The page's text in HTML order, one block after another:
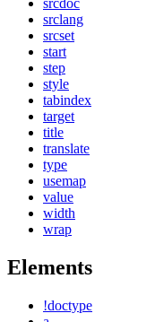
srclang
srcset
start
step
style
tabindex
target
title
translate
type
usemap
value
width
wrap
Elements
!doctype